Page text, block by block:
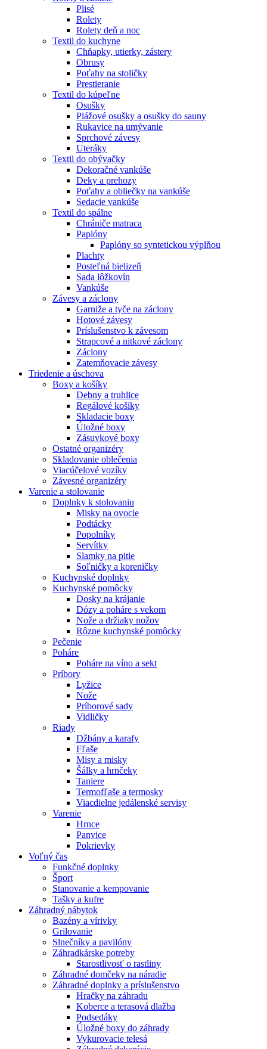
Plisé
Rolety
Rolety deň a noc
Textil do kuchyne
Chňapky, utierky, zástery
Obrusy
Poťahy na stoličky
Prestieranie
Textil do kúpeľne
Osušky
Plážové osušky a osušky do sauny
Rukavice na umývanie
Sprchové závesy
Uteráky
Textil do obývačky
Dekoračné vankúše
Deky a prehozy
Poťahy a obliečky na vankúše
Sedacie vankúše
Textil do spálne
Chrániče matraca
Paplóny
Paplóny so syntetickou výplňou
Plachty
Posteľná bielizeň
Sada lôžkovín
Vankúše
Závesy a záclony
Garniže a tyče na záclony
Hotové závesy
Príslušenstvo k závesom
Strapcové a nitkové záclony
Záclony
Zatemňovacie závesy
Triedenie a úschova
Boxy a košíky
Debny a truhlice
Regálové košíky
Skladacie boxy
Úložné boxy
Zásuvkové boxy
Ostatné organizéry
Skladovanie oblečenia
Viacúčelové vozíky
Závesné organizéry
Varenie a stolovanie
Doplnky k stolovaniu
Misky na ovocie
Podtácky
Popolníky
Servítky
Slamky na pitie
Soľničky a koreničky
Kuchynské doplnky
Kuchynské pomôcky
Dosky na krájanie
Dózy a poháre s vekom
Nože a držiaky nožov
Rôzne kuchynské pomôcky
Pečenie
Poháre
Poháre na víno a sekt
Príbory
Lyžice
Nože
Príborové sady
Vidličky
Riady
Džbány a karafy
Fľaše
Misy a misky
Šálky a hrnčeky
Taniere
Termofľaše a termosky
Viacdielne jedálenské servisy
Varenie
Hrnce
Panvice
Pokrievky
Voľný čas
Funkčné doplnky
Šport
Stanovanie a kempovanie
Tašky a kufre
Záhradný nábytok
Bazény a vírivky
Grilovanie
Slnečníky a pavilóny
Záhradkárske potreby
Starostlivosť o rastliny
Záhradné domčeky na náradie
Záhradné doplnky a príslušenstvo
Hračky na záhradu
Koberce a terasová dlažba
Podsedáky
Úložné boxy do záhrady
Vykurovacie telesá